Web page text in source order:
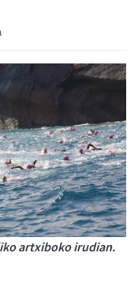
artxiboko irudian.